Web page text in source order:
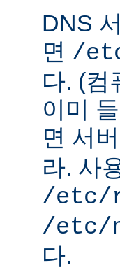
DNS
면 /
다. (컴
이미
면 서
라. 사
/etc/
/etc/
다.